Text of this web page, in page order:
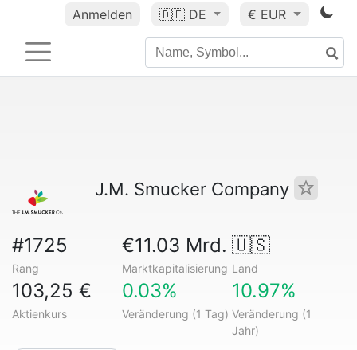
Anmelden 🇩🇪 DE € EUR
J.M. Smucker Company
#1725
Rang
€11.03 Mrd.
Marktkapitalisierung
🇺🇸
Land
103,25 €
Aktienkurs
0.03%
Veränderung (1 Tag)
10.97%
Veränderung (1
Jahr)